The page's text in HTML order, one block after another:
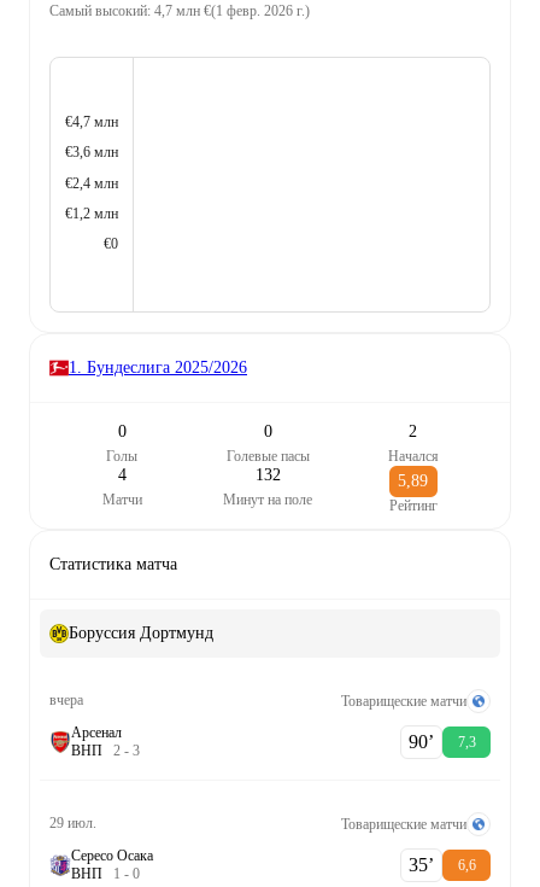
Самый высокий: 4,7 млн €(1 февр. 2026 г.)
€4,7 млн
€3,6 млн
€2,4 млн
€1,2 млн
€0
1. Бундеслига 2025/2026
0
Голы
0
Голевые пасы
2
Начался
4
Матчи
132
Минут на поле
5,89
Рейтинг
Статистика матча
Боруссия Дортмунд
вчера
Товарищеские матчи
Арсенал
ВНП 2 - 3 90‎’‎ 7,3
29 июл.
Товарищеские матчи
Сересо Осака
ВНП 1 - 0 35‎’‎ 6,6